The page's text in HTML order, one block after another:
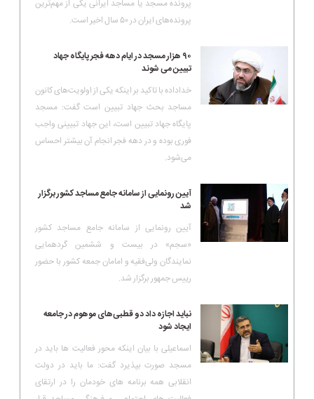
پرونده مسجد یا مساجد ایرانی یکی از مهم‌ترین
پرونده‌های ایران در ۵۰ سال اخیر است.
۹۰ هزار مسجد در ایام دهه فجر پایگاه جهاد
تبیین می شوند
خداداده با تاکید بر اینکه یکی از اولویت‌های کانون
مساجد بحث جهاد تبیین است گفت: مسجد
پایگاه جهاد تبیین است، این جهاد تبیینی واجب
فوری بوده و در دهه فجر انجام آن بیشتر احساس
می‌شود.
آیین رونمایی از سامانه جامع مساجد کشور برگزار
شد
آیین رونمایی از سامانه جامع مساجد کشور
«سجم» در بیست و ششمین گردهمایی
نمایندگان ولی‌فقیه و امامان جمعه کشور با حضور
رییس جمهور برگزار شد.
نباید اجازه داد دو قطبی‌های موهوم در جامعه
ایجاد شود
اسماعیلی با بیان اینکه محور فعالیت ها باید در
مسجد صورت بپذیرد گفت: ما باید در دولت
انقلابی همه برنامه های خودمان را در ارتقای